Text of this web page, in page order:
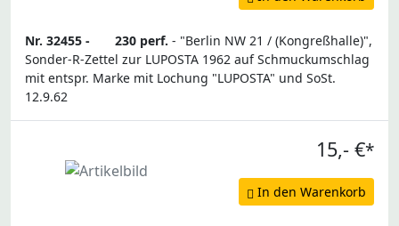
Nr. 32455 - 230 perf. - "Berlin NW 21 / (Kongreßhalle)",
Sonder-R-Zettel zur LUPOSTA 1962 auf Schmuckumschlag
mit entspr. Marke mit Lochung "LUPOSTA" und SoSt.
12.9.62
15,- €*
In den Warenkorb